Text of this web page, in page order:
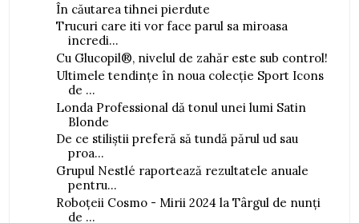
În căutarea tihnei pierdute
Trucuri care iti vor face parul sa miroasa
incredi...
Cu Glucopil®, nivelul de zahăr este sub control!
Ultimele tendințe în noua colecție Sport Icons
de ...
Londa Professional dă tonul unei lumi Satin
Blonde
De ce stiliștii preferă să tundă părul ud sau
proa...
Grupul Nestlé raportează rezultatele anuale
pentru...
Roboțeii Cosmo - Mirii 2024 la Târgul de nunți
de ...